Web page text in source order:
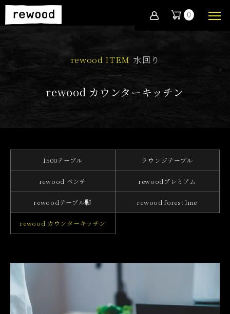
0
rewood ITEM 水回り
rewood カウンターキッチン
1500テーブル ラウンジテーブル
rewood ベンチ rewoodプレミアム
rewoodテーブル脚 rewood forest line
rewood カウンターキッチン